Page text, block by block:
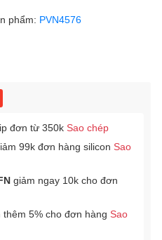
phẩm: PVN4576
đơn từ 350k Sao chép
99k đơn hàng silicon Sao
giảm ngay 10k cho đơn
thêm 5% cho đơn hàng Sao